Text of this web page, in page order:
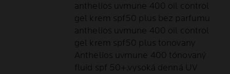
anthelios uvmune 400 oil control
gel krem spf50 plus bez parfumu
anthelios uvmune 400 oil control
gel krem spf50 plus tonovany
Anthelios uvmune 400 tónovaný
fluid spf 50+,vysoká denná UV